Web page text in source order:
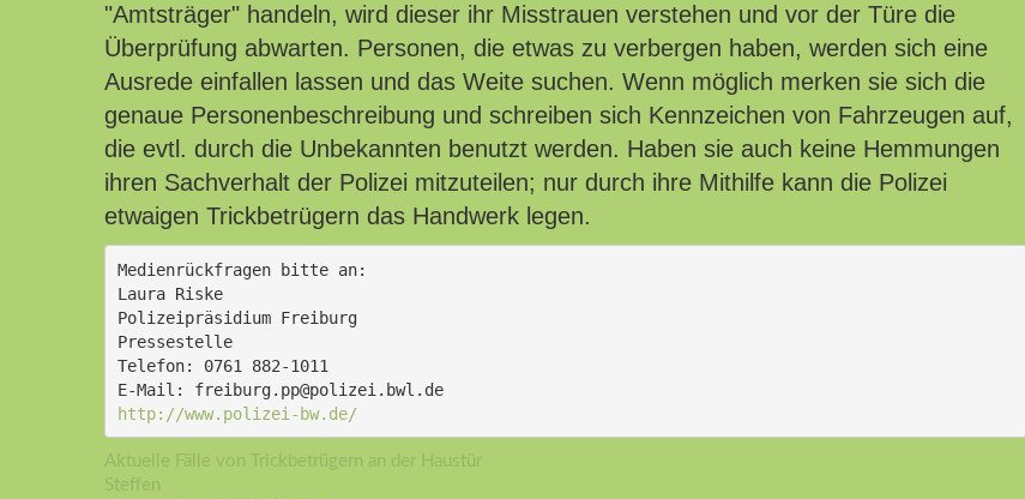
"Amtsträger" handeln, wird dieser ihr Misstrauen verstehen und vor der Türe die
Überprüfung abwarten. Personen, die etwas zu verbergen haben, werden sich eine
Ausrede einfallen lassen und das Weite suchen. Wenn möglich merken sie sich die
genaue Personenbeschreibung und schreiben sich Kennzeichen von Fahrzeugen auf,
die evtl. durch die Unbekannten benutzt werden. Haben sie auch keine Hemmungen
ihren Sachverhalt der Polizei mitzuteilen; nur durch ihre Mithilfe kann die Polizei
etwaigen Trickbetrügern das Handwerk legen.
Medienrückfragen bitte an:
Laura Riske
Polizeipräsidium Freiburg
Pressestelle
Telefon: 0761 882-1011
E-Mail: freiburg.pp@polizei.bwl.de
http://www.polizei-bw.de/
Aktuelle Fälle von Trickbetrügern an der Haustür
Steffen